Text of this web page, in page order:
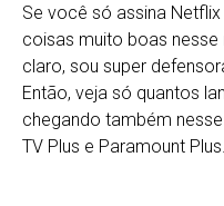
Se você só assina
coisas muito boas nesse
claro, sou super
Então, veja só quantos
chegando também
TV Plus e Paramount Plus.